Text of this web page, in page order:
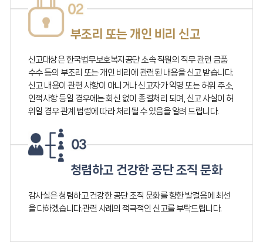
부조리 또는 개인 비리 신고
신고대상은 한국법무보호복지공단 소속 직원의 직무 관련 금품
수수 등의 부조리 또는 개인 비리에 관련된 내용을 신고 받습니다.
신고 내용이 관련 사항이 아니거나 신고자가 익명 또는 허위 주소,
인적사항 등일 경우에는 회신 없이 종결처리 되며, 신고 사실이 허
위일 경우 관계 법령에 따라 처리될 수 있음을 알려 드립니다.
청렴하고 건강한 공단 조직 문화
감사실은 청렴하고 건강한 공단 조직 문화를 향한 발걸음에 최선
을 다하겠습니다.관련 사례의 적극적인 신고를 부탁드립니다.